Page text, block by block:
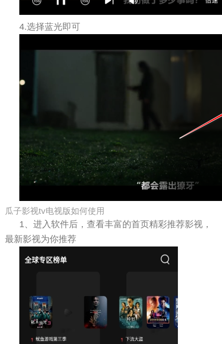
4.选择蓝光即可
瓜子影视tv电视版如何使用
1、进入软件后，查看丰富的首页精彩推荐影视，
最新影视为你推荐